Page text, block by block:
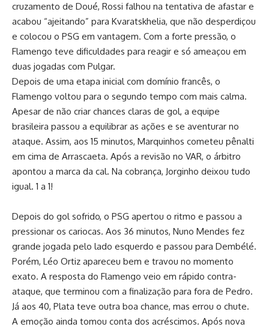
cruzamento de Doué, Rossi falhou na tentativa de afastar e
acabou “ajeitando” para Kvaratskhelia, que não desperdiçou
e colocou o PSG em vantagem. Com a forte pressão, o
Flamengo teve dificuldades para reagir e só ameaçou em
duas jogadas com Pulgar.
Depois de uma etapa inicial com domínio francês, o
Flamengo voltou para o segundo tempo com mais calma.
Apesar de não criar chances claras de gol, a equipe
brasileira passou a equilibrar as ações e se aventurar no
ataque. Assim, aos 15 minutos, Marquinhos cometeu pênalti
em cima de Arrascaeta. Após a revisão no VAR, o árbitro
apontou a marca da cal. Na cobrança, Jorginho deixou tudo
igual. 1 a 1!
Depois do gol sofrido, o PSG apertou o ritmo e passou a
pressionar os cariocas. Aos 36 minutos, Nuno Mendes fez
grande jogada pelo lado esquerdo e passou para Dembélé.
Porém, Léo Ortiz apareceu bem e travou no momento
exato. A resposta do Flamengo veio em rápido contra-
ataque, que terminou com a finalização para fora de Pedro.
Já aos 40, Plata teve outra boa chance, mas errou o chute.
A emoção ainda tomou conta dos acréscimos. Após nova